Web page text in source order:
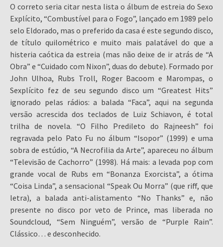
O correto seria citar nesta lista o álbum de estreia do Sexo
Explícito, “Combustível para o Fogo”, lançado em 1989 pelo
selo Eldorado, mas o preferido da casa é este segundo disco,
de título quilométrico e muito mais palatável do que a
histeria caótica da estreia (mas não deixe de ir atrás de “A
Obra” e “Cuidado com Nixon”, duas do debute). Formado por
John Ulhoa, Rubs Troll, Roger Bacoom e Marompas, o
Sexplícito fez de seu segundo disco um “Greatest Hits”
ignorado pelas rádios: a balada “Faca”, aqui na segunda
versão acrescida dos teclados de Luiz Schiavon, é total
trilha de novela. “O Filho Predileto do Rajneesh” foi
regravada pelo Pato Fu no álbum “Isopor” (1999) e uma
sobra de estúdio, “A Necrofilia da Arte”, apareceu no álbum
“Televisão de Cachorro” (1998). Há mais: a levada pop com
grande vocal de Rubs em “Bonanza Exorcista”, a ótima
“Coisa Linda”, a sensacional “Speak Ou Morra” (que riff, que
letra), a balada anti-alistamento “No Thanks” e, não
presente no disco por veto de Prince, mas liberada no
Soundcloud, “Sem Ninguém”, versão de “Purple Rain”.
Clássico… e desconhecido.